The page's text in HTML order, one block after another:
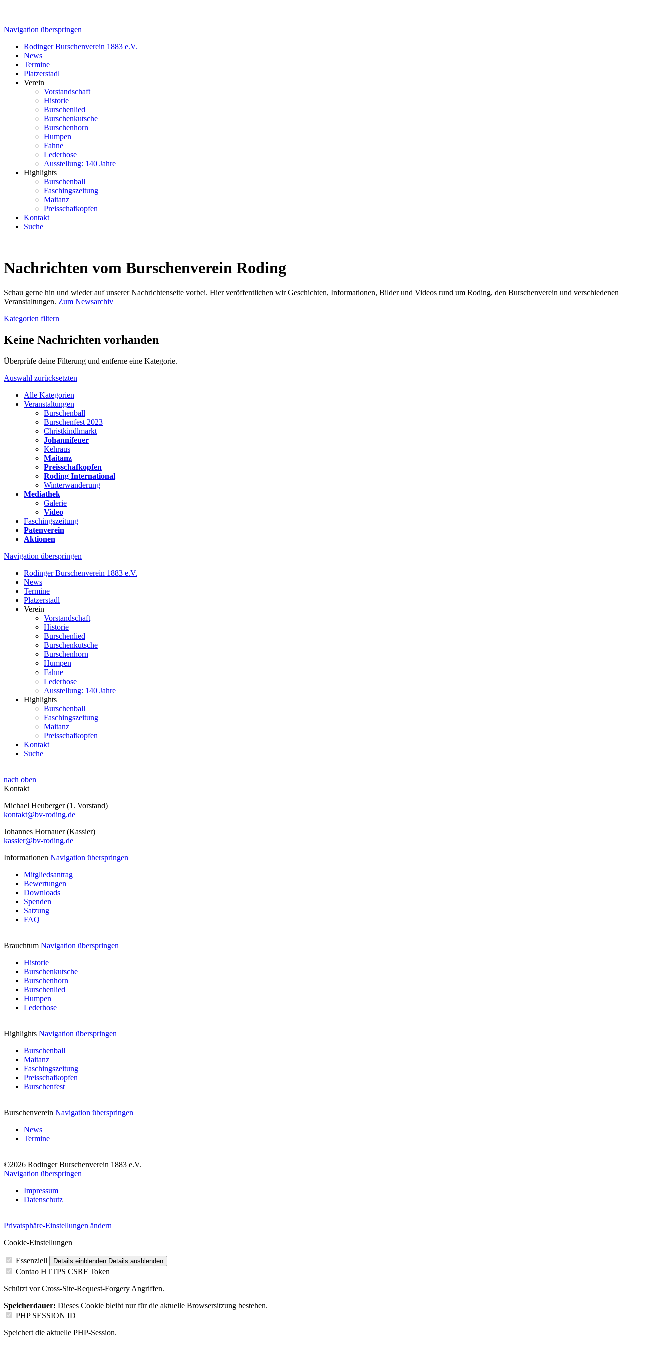
Navigation überspringen
Rodinger Burschenverein 1883 e.V.
News
Termine
Platzerstadl
Verein
Vorstandschaft
Historie
Burschenlied
Burschenkutsche
Burschenhorn
Humpen
Fahne
Lederhose
Ausstellung: 140 Jahre
Highlights
Burschenball
Faschingszeitung
Maitanz
Preisschafkopfen
Kontakt
Suche
Nachrichten vom Burschenverein Roding
Schau gerne hin und wieder auf unserer Nachrichtenseite vorbei. Hier veröffentlichen wir Geschichten, Informationen, Bilder und Videos rund um Roding, den Burschenverein und verschiedenen
Veranstaltungen. Zum Newsarchiv
Kategorien filtern
Keine Nachrichten vorhanden
Überprüfe deine Filterung und entferne eine Kategorie.
Auswahl zurücksetzten
Alle Kategorien
Veranstaltungen
Burschenball
Burschenfest 2023
Christkindlmarkt
Johannifeuer
Kehraus
Maitanz
Preisschafkopfen
Roding International
Winterwanderung
Mediathek
Galerie
Video
Faschingszeitung
Patenverein
Aktionen
Navigation überspringen
Rodinger Burschenverein 1883 e.V.
News
Termine
Platzerstadl
Verein
Vorstandschaft
Historie
Burschenlied
Burschenkutsche
Burschenhorn
Humpen
Fahne
Lederhose
Ausstellung: 140 Jahre
Highlights
Burschenball
Faschingszeitung
Maitanz
Preisschafkopfen
Kontakt
Suche
nach oben
Kontakt
Michael Heuberger (1. Vorstand)
kontakt@bv-roding.de
Johannes Hornauer (Kassier)
kassier@bv-roding.de
Informationen Navigation überspringen
Mitgliedsantrag
Bewertungen
Downloads
Spenden
Satzung
FAQ
Brauchtum Navigation überspringen
Historie
Burschenkutsche
Burschenhorn
Burschenlied
Humpen
Lederhose
Highlights Navigation überspringen
Burschenball
Maitanz
Faschingszeitung
Preisschafkopfen
Burschenfest
Burschenverein Navigation überspringen
News
Termine
©2026 Rodinger Burschenverein 1883 e.V.
Navigation überspringen
Impressum
Datenschutz
Privatsphäre-Einstellungen ändern
Cookie-Einstellungen
Essenziell Details einblenden Details ausblenden
Contao HTTPS CSRF Token
Schützt vor Cross-Site-Request-Forgery Angriffen.
Speicherdauer: Dieses Cookie bleibt nur für die aktuelle Browsersitzung bestehen.
PHP SESSION ID
Speichert die aktuelle PHP-Session.